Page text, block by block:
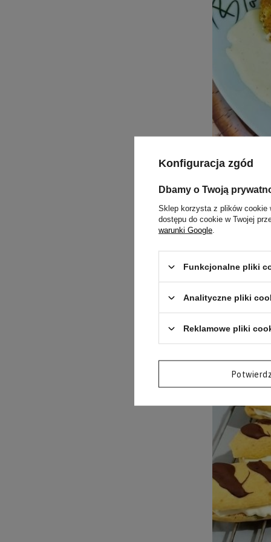
Dziś mam
przyrządzić
przepyszne,
Konfiguracja zgód
Dbamy o Twoją
Sklep korzysta z plików cookie
dostępu do cookie w Twojej
warunki Google
Funkcjonalne pliki
Analityczne pliki
Reklamowe pliki